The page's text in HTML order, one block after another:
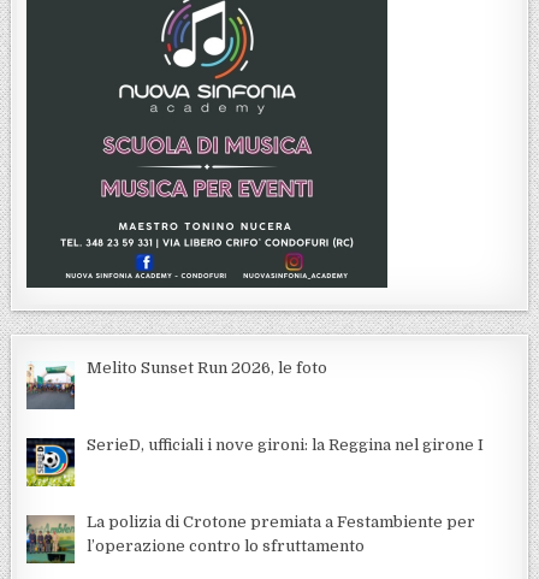
Melito Sunset Run 2026, le foto
SerieD, ufficiali i nove gironi: la Reggina nel girone I
La polizia di Crotone premiata a Festambiente per
l’operazione contro lo sfruttamento